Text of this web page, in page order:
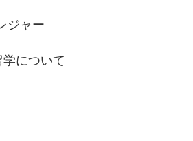
ジャー
について